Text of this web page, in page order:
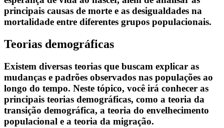
principais causas de morte e as desigualdades na
mortalidade entre diferentes grupos populacionais.
Teorias demográficas
Existem diversas teorias que buscam explicar as
mudanças e padrões observados nas populações ao
longo do tempo. Neste tópico, você irá conhecer as
principais teorias demográficas, como a teoria da
transição demográfica, a teoria do envelhecimento
populacional e a teoria da migração.